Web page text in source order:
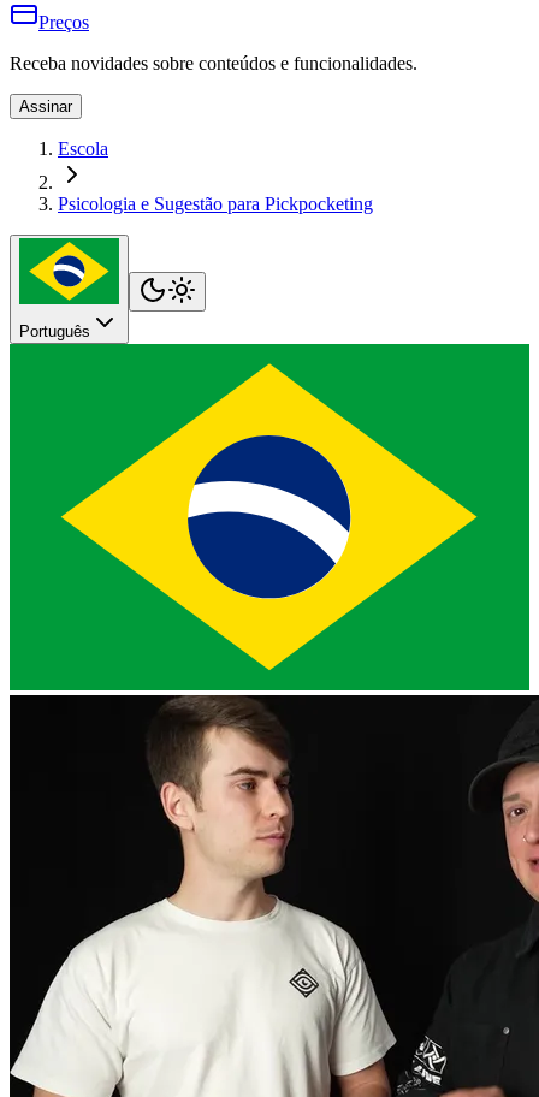
Preços
Receba novidades sobre conteúdos e funcionalidades.
Assinar
Escola
Psicologia e Sugestão para Pickpocketing
Português